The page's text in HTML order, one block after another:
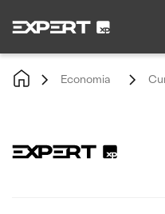
Economia